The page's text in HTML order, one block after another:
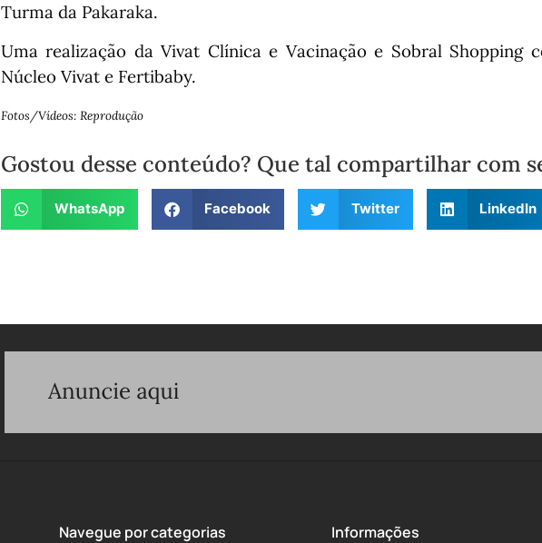
Turma da Pakaraka.
Uma realização da Vivat Clínica e Vacinação e Sobral Shopping
Núcleo Vivat e Fertibaby.
Fotos/Vídeos: Reprodução
Gostou desse conteúdo? Que tal compartilhar com
WhatsApp Facebook Twitter LinkedIn
Navegue por categorias Informações